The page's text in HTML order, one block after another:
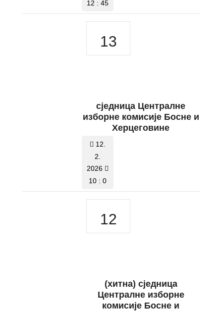
12 : 45
13
сједницa Централне
изборне комисије Босне и
Херцеговине
12.
2.
2026
10 : 0
12
(хитна) сједница
Централне изборне
комисије Босне и